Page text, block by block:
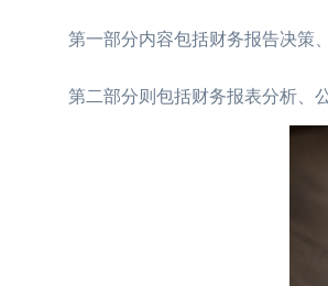
第一部分内容包括财务报告决策、
第二部分则包括财务报表分析、公